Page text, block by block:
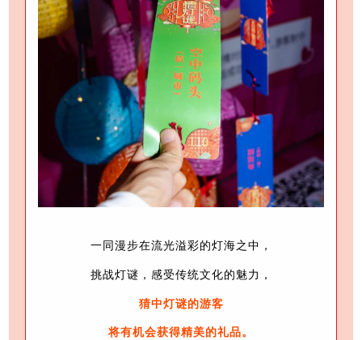
一同漫步在流光溢彩的灯海之中，
挑战灯谜， 感受传统文化的魅力，
猜中灯谜的游客
将有机会获得精美的礼品。